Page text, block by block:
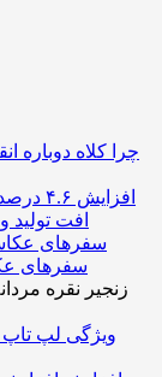
چرا کلاه دوباره
افت
سفرهای
زنجیر نقره